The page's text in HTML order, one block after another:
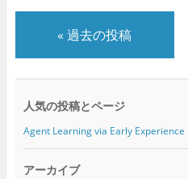
« 過去の投稿
人気の投稿とページ
Agent Learning via Early Experience
アーカイブ